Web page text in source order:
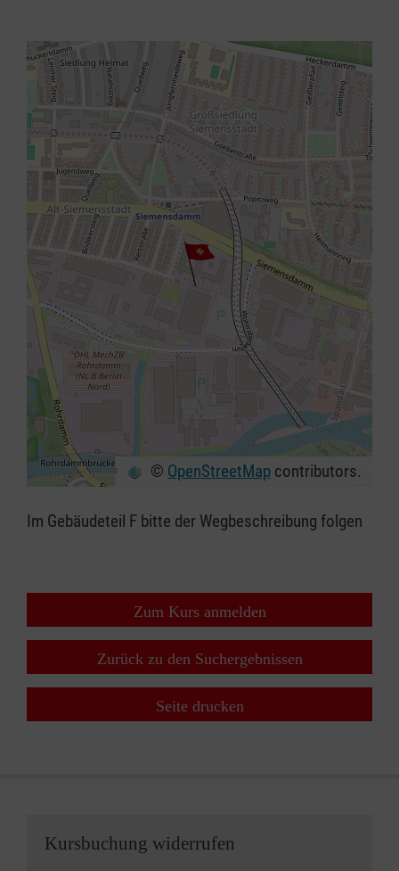
⇧
© OpenStreetMap contributors.
Im Gebäudeteil F bitte der Wegbeschreibung folgen
Zum Kurs anmelden
Zurück zu den Suchergebnissen
Seite drucken
Kursbuchung widerrufen